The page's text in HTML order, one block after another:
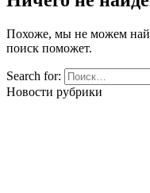
Похоже, мы не можем
поиск поможет.
Search for:
Новости рубрики